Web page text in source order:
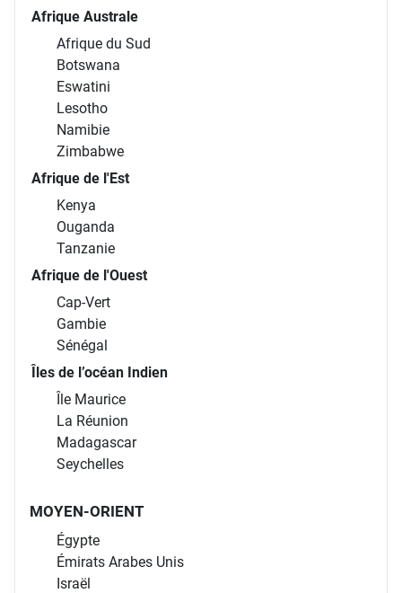
Afrique Australe
Afrique du Sud
Botswana
Eswatini
Lesotho
Namibie
Zimbabwe
Afrique de l'Est
Kenya
Ouganda
Tanzanie
Afrique de l'Ouest
Cap-Vert
Gambie
Sénégal
Îles de l’océan Indien
Île Maurice
La Réunion
Madagascar
Seychelles
MOYEN-ORIENT
Égypte
Émirats Arabes Unis
Israël